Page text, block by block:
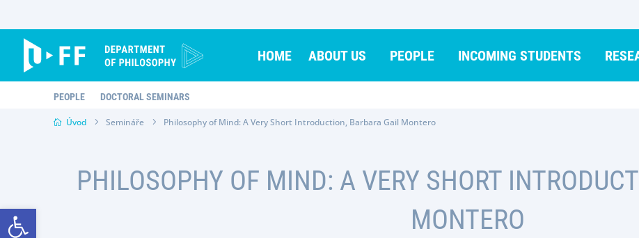
Open toolbar
content
HOME ABOUT US PEOPLE INCOMING STUDENTS
PEOPLE DOCTORAL SEMINARS
Úvod Semináře Philosophy of Mind: A Very Short Introduction, Barbara Gail Montero
PHILOSOPHY OF MIND: A VERY SHORT
MONTERO